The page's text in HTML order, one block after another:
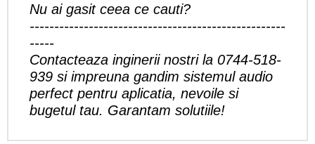
Nu ai gasit ceea ce cauti?
----------------------------------------------------
-----
Contacteaza inginerii nostri la 0744-518-
939 si impreuna gandim sistemul audio
perfect pentru aplicatia, nevoile si
bugetul tau. Garantam solutiile!